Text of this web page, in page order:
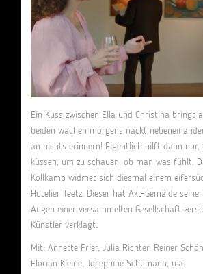
Ein Kuss zwischen Ella und Christina bringt
beiden wachen morgens nackt
an nichts erinnern! Eigentlich hilft dann nur,
küssen, um zu schauen, ob man was fühlt.
Kollkamp widmet sich diesmal einem
Hotelier Teetz. Dieser hat Akt-Gemälde
Augen einer versammelten Gesellschaft
Künstler verklagt.
Mit: Annette Frier, Julia Richter, Reiner
Florian Kleine, Josephine Schumann, u.a.